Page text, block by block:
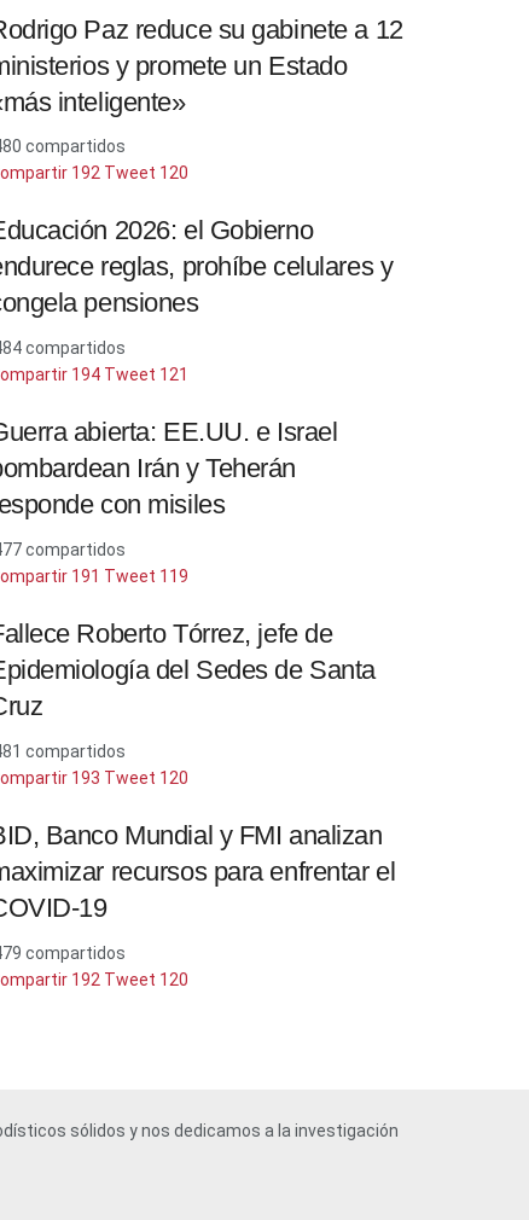
Paz reduce su gabinete a 12
y promete un Estado
inteligente»
compartidos
192 Tweet 120
2026: el Gobierno
reglas, prohíbe celulares y
pensiones
compartidos
194 Tweet 121
abierta: EE.UU. e Israel
Irán y Teherán
con misiles
compartidos
191 Tweet 119
Roberto Tórrez, jefe de
del Sedes de Santa
compartidos
193 Tweet 120
Banco Mundial y FMI analizan
recursos para enfrentar el
19
compartidos
192 Tweet 120
sólidos y nos dedicamos a la investigación